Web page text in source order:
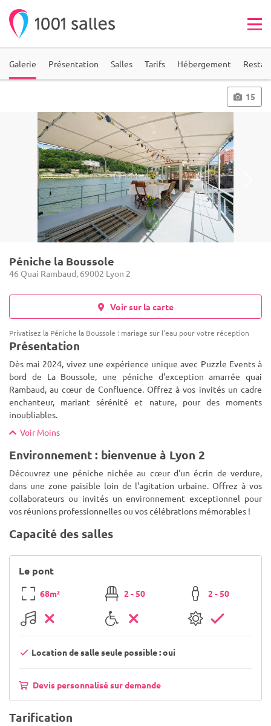
Galerie Présentation Salles Tarifs Hébergement
15
Péniche la Boussole
46 Quai Rambaud, 69002 Lyon 2
Voir sur la carte
Privatisez la Péniche la Boussole : mariage sur l'eau pour votre réception
Présentation
Dès mai 2024, vivez une expérience unique avec Puzzle Events à
bord de La Boussole, une péniche d'exception amarrée quai
Rambaud, au cœur de Confluence. Offrez à vos invités un cadre
enchanteur, mariant sérénité et nature, pour des moments
inoubliables.
Voir Moins
Environnement : bienvenue à Lyon 2
Découvrez une péniche nichée au cœur d'un écrin de verdure,
dans une zone paisible loin de l'agitation urbaine. Offrez à vos
collaborateurs ou invités un environnement exceptionnel pour
vos réunions professionnelles ou vos célébrations mémorables !
Capacité des salles
Le pont
68m² 2 - 50 2 - 50
Location de salle seule possible : oui
Devis personnalisé sur demande
Tarification